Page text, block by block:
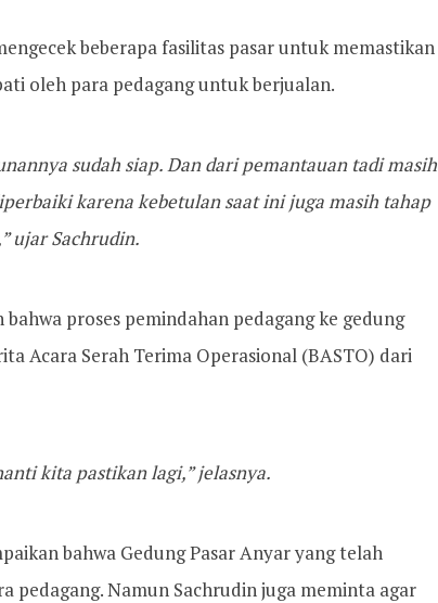
beberapa fasilitas pasar untuk memastikan
oleh para pedagang untuk berjualan.
sudah siap. Dan dari pemantauan tadi masih
karena kebetulan saat ini juga masih tahap
ujar Sachrudin.
proses pemindahan pedagang ke gedung
Acara Serah Terima Operasional (BASTO) dari
kita pastikan lagi,” jelasnya.
bahwa Gedung Pasar Anyar yang telah
pedagang. Namun Sachrudin juga meminta agar